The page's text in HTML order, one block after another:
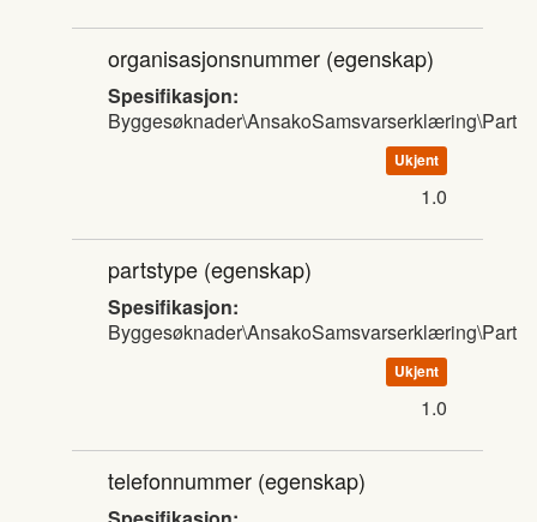
organisasjonsnummer (egenskap)
Spesifikasjon:
Byggesøknader\AnsakoSamsvarserklæring\Part
Ukjent
1.0
partstype (egenskap)
Spesifikasjon:
Byggesøknader\AnsakoSamsvarserklæring\Part
Ukjent
1.0
telefonnummer (egenskap)